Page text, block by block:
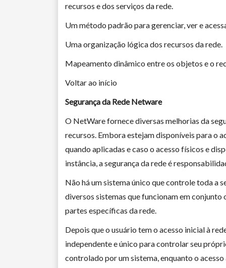
recursos e dos serviços da rede.
Um método padrão para gerenciar, ver e
Uma organização lógica dos recursos da rede.
Mapeamento dinâmico entre os objetos e o
Voltar ao início
Segurança da Rede Netware
O NetWare fornece diversas melhorias da
recursos. Embora estejam disponíveis para o
quando aplicadas e caso o acesso físicos e
instância, a segurança da rede é
Não há um sistema único que controle toda a
diversos sistemas que funcionam em
partes específicas da rede.
Depois que o usuário tem o acesso inicial à
independente e único para controlar seu
controlado por um sistema, enquanto o